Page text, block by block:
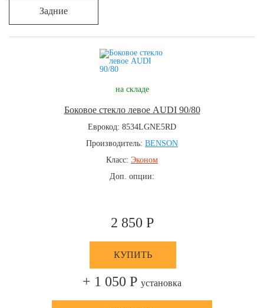
Задние
на складе
Боковое стекло левое AUDI 90/80
Еврокод: 8534LGNE5RD
Производитель: BENSON
Класс: Эконом
Доп. опции:
2 850 Р
КУПИТЬ
+ 1 050 Р установка